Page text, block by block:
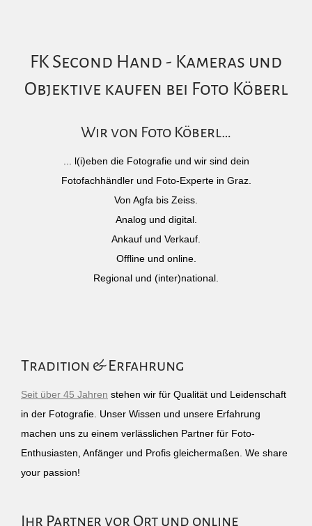
FK Second Hand - Kameras und
Objektive kaufen bei Foto Köberl
Wir von Foto Köberl…
... l(i)eben die Fotografie und wir sind dein
Fotofachhändler und Foto-Experte in Graz.
Von Agfa bis Zeiss.
Analog und digital.
Ankauf und Verkauf.
Offline und online.
Regional und (inter)national.
Tradition & Erfahrung
Seit über 45 Jahren stehen wir für Qualität und Leidenschaft
in der Fotografie. Unser Wissen und unsere Erfahrung
machen uns zu einem verlässlichen Partner für Foto-
Enthusiasten, Anfänger und Profis gleichermaßen. We share
your passion!
Ihr Partner vor Ort und online